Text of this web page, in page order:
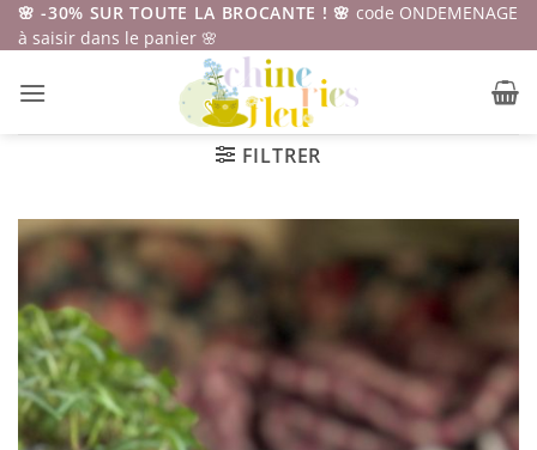
Passer
au
🌸 -30% SUR TOUTE LA BROCANTE ! 🌸 code ONDEMENAGE
à saisir dans le panier 🌸
FILTRER